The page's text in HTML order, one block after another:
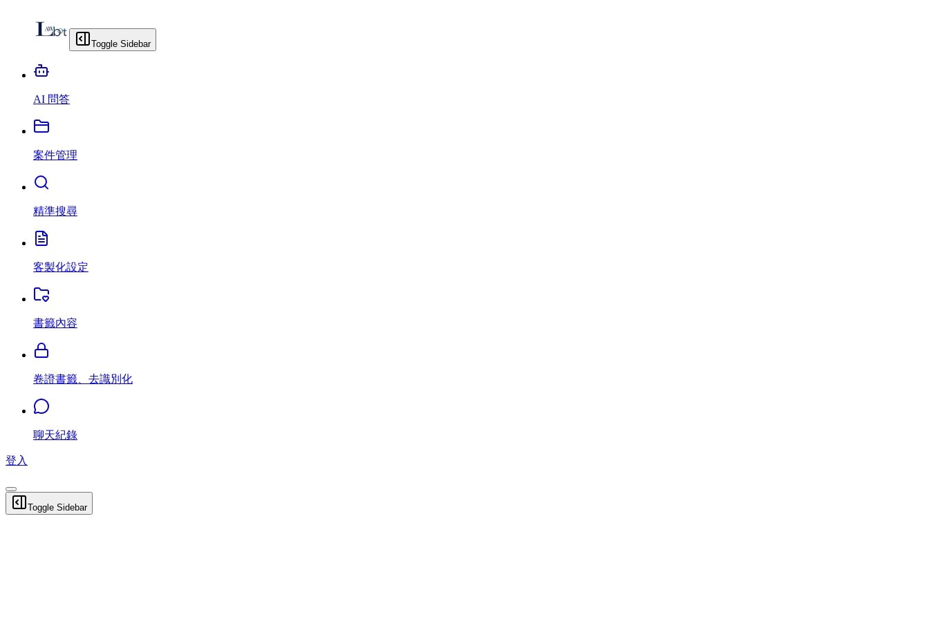
Toggle Sidebar
AI 問答
案件管理
精準搜尋
客製化設定
書籤內容
卷證書籤、去識別化
聊天紀錄
登入
Toggle Sidebar